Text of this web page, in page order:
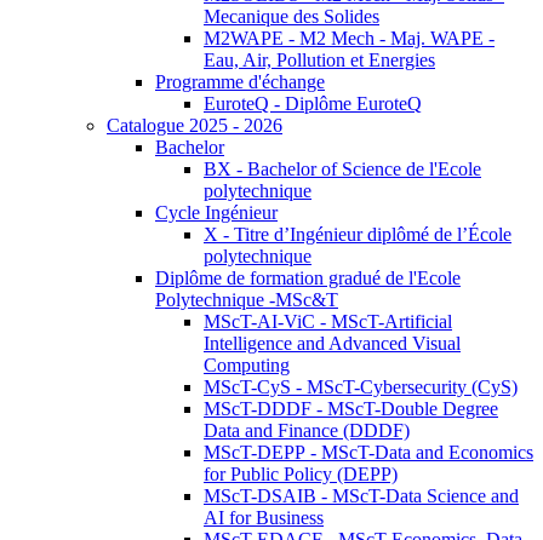
Mecanique des Solides
M2WAPE - M2 Mech - Maj. WAPE -
Eau, Air, Pollution et Energies
Programme d'échange
EuroteQ - Diplôme EuroteQ
Catalogue 2025 - 2026
Bachelor
BX - Bachelor of Science de l'Ecole
polytechnique
Cycle Ingénieur
X - Titre d’Ingénieur diplômé de l’École
polytechnique
Diplôme de formation gradué de l'Ecole
Polytechnique -MSc&T
MScT-AI-ViC - MScT-Artificial
Intelligence and Advanced Visual
Computing
MScT-CyS - MScT-Cybersecurity (CyS)
MScT-DDDF - MScT-Double Degree
Data and Finance (DDDF)
MScT-DEPP - MScT-Data and Economics
for Public Policy (DEPP)
MScT-DSAIB - MScT-Data Science and
AI for Business